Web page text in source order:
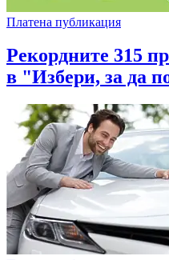
Платена публикация
Рекордните 315
в "Избери, за да